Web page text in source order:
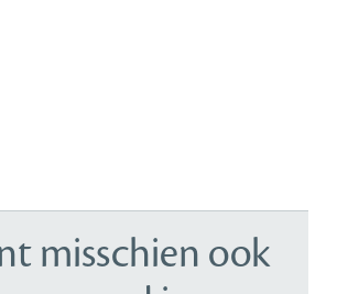
misschien ook